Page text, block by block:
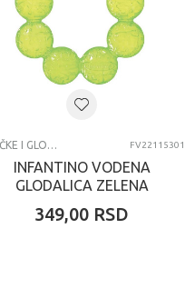
ZVEČKE I GLODALICE FV22115301
INFANTINO VODENA
GLODALICA ZELENA
349,00 RSD